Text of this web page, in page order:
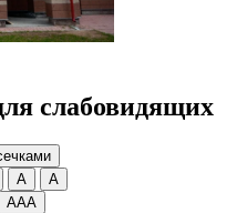
слабовидящих
А А
ААА